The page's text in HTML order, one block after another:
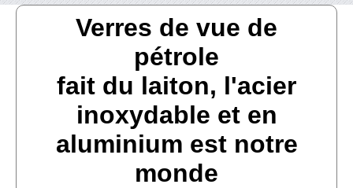
Verres de vue de
pétrole
fait du laiton, l'acier
inoxydable et en
aluminium est notre
monde